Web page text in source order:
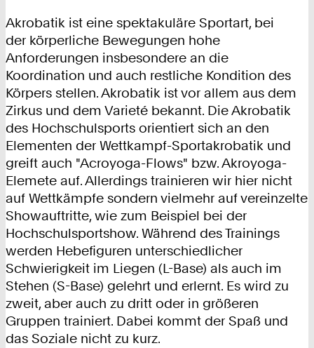
Akrobatik ist eine spektakuläre Sportart, bei
der körperliche Bewegungen hohe
Anforderungen insbesondere an die
Koordination und auch restliche Kondition des
Körpers stellen. Akrobatik ist vor allem aus dem
Zirkus und dem Varieté bekannt. Die Akrobatik
des Hochschulsports orientiert sich an den
Elementen der Wettkampf-Sportakrobatik und
greift auch "Acroyoga-Flows" bzw. Akroyoga-
Elemete auf. Allerdings trainieren wir hier nicht
auf Wettkämpfe sondern vielmehr auf vereinzelte
Showauftritte, wie zum Beispiel bei der
Hochschulsportshow. Während des Trainings
werden Hebefiguren unterschiedlicher
Schwierigkeit im Liegen (L-Base) als auch im
Stehen (S-Base) gelehrt und erlernt. Es wird zu
zweit, aber auch zu dritt oder in größeren
Gruppen trainiert. Dabei kommt der Spaß und
das Soziale nicht zu kurz.